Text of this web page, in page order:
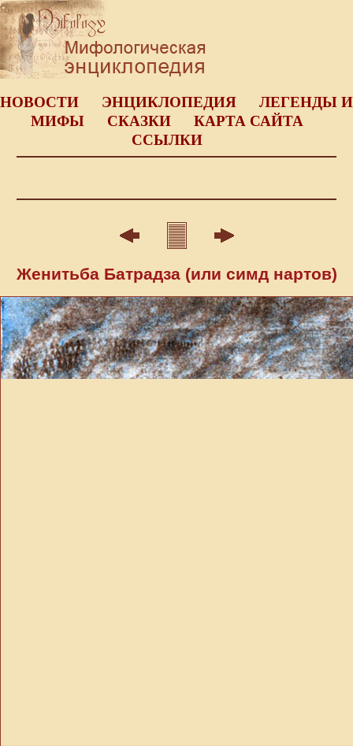
НОВОСТИ ЭНЦИКЛОПЕДИЯ
ЛЕГЕНДЫ И
МИФЫ
СКАЗКИ
КАРТА САЙТА
ССЫЛКИ
Женитьба Батрадза (или симд нартов)